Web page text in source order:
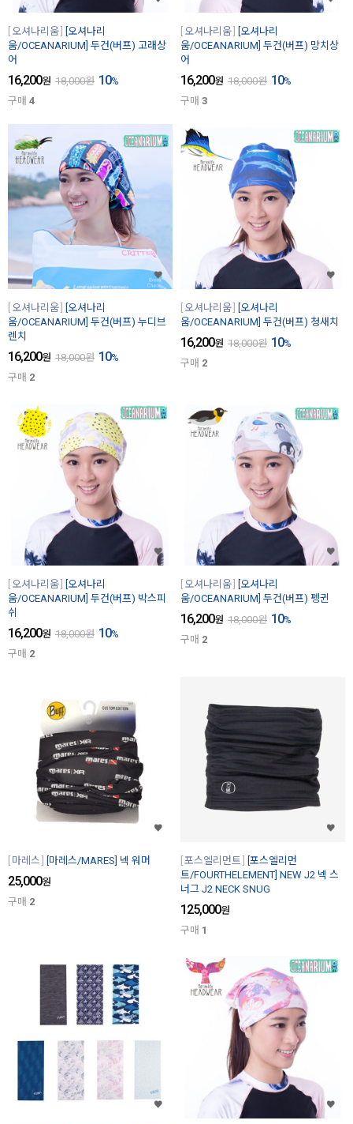
오셔나리움
[오셔나리
움/OCEANARIUM] 두건(버프) 고래상
어
16,200원 18,000원 10%
구매 4
오셔나리움
[오셔나리
움/OCEANARIUM] 두건(버프) 망치상
어
16,200원 18,000원 10%
구매 3
오셔나리움
[오셔나리
움/OCEANARIUM] 두건(버프) 누디브
렌치
16,200원 18,000원 10%
구매 2
오셔나리움
[오셔나리
움/OCEANARIUM] 두건(버프) 청새치
16,200원 18,000원 10%
구매 2
오셔나리움
[오셔나리
움/OCEANARIUM] 두건(버프) 박스피
쉬
16,200원 18,000원 10%
구매 2
오셔나리움
[오셔나리
움/OCEANARIUM] 두건(버프) 펭귄
16,200원 18,000원 10%
구매 2
마레스 [마레스/MARES] 넥 워머
25,000원
구매 2
포스엘리먼트
[포스엘리먼
트/FOURTHELEMENT] NEW J2 넥 스
너그 J2 NECK SNUG
125,000원
구매 1